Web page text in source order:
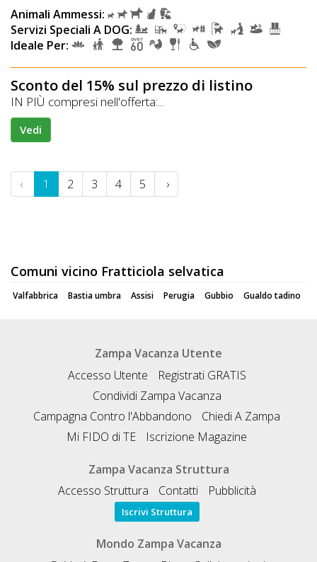
Animali Ammessi:
Servizi Speciali A DOG:
Ideale Per:
Sconto del 15% sul prezzo di listino
IN PIÙ compresi nell'offerta:...
Vedi
‹ 1 2 3 4 5 ›
Comuni vicino Fratticiola selvatica
Valfabbrica Bastia umbra Assisi Perugia Gubbio Gualdo tadino
Zampa Vacanza Utente
Accesso Utente
Registrati GRATIS
Condividi Zampa Vacanza
Campagna Contro l'Abbandono
Chiedi A Zampa
Mi FIDO di TE
Iscrizione Magazine
Zampa Vacanza Struttura
Accesso Struttura
Contatti Pubblicità
Iscrivi Struttura
Mondo Zampa Vacanza